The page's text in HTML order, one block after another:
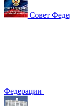
Совет
Федерации